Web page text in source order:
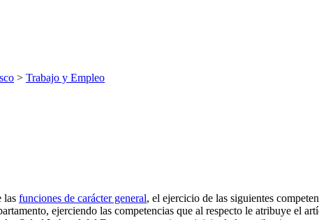
> Trabajo y Empleo
las funciones de carácter general, el ejercicio de las siguientes
ejerciendo las competencias que al respecto le atribuye el